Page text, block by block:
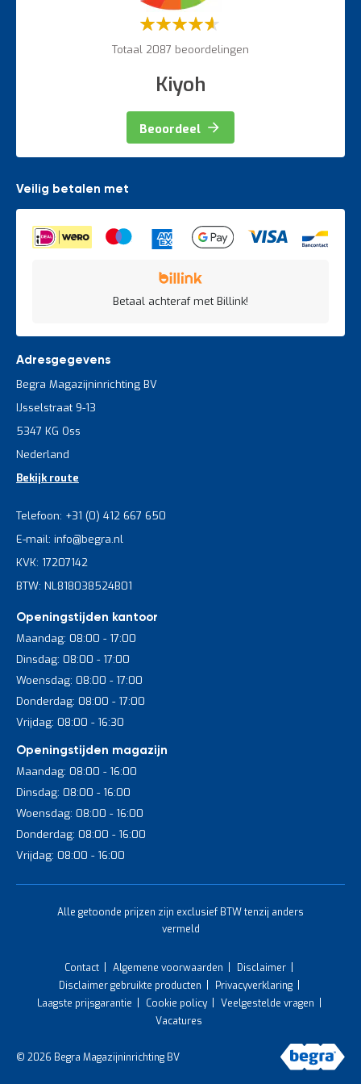
Waardering:
Totaal 2087 beoordelingen
Kiyoh
Beoordeel
Veilig betalen met
Betaal achteraf met Billink!
Adresgegevens
Begra Magazijninrichting BV
IJsselstraat 9-13
5347 KG Oss
Nederland
Bekijk route
Telefoon: +31 (0) 412 667 650
E-mail: info@begra.nl
KVK: 17207142
BTW: NL818038524B01
Openingstijden kantoor
Maandag: 08:00 - 17:00
Dinsdag: 08:00 - 17:00
Woensdag: 08:00 - 17:00
Donderdag: 08:00 - 17:00
Vrijdag: 08:00 - 16:30
Openingstijden magazijn
Maandag: 08:00 - 16:00
Dinsdag: 08:00 - 16:00
Woensdag: 08:00 - 16:00
Donderdag: 08:00 - 16:00
Vrijdag: 08:00 - 16:00
Alle getoonde prijzen zijn exclusief BTW tenzij anders
vermeld
Contact Algemene voorwaarden
Disclaimer
Disclaimer gebruikte producten
Privacyverklaring
Laagste prijsgarantie
Cookie policy
Veelgestelde vragen
Vacatures
© 2026 Begra Magazijninrichting BV